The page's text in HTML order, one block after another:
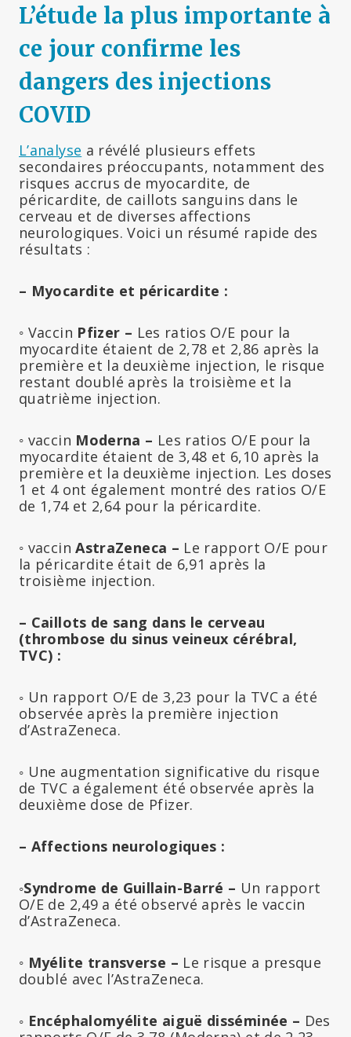
L’étude la plus importante à
ce jour confirme les
dangers des injections
COVID
L’analyse a révélé plusieurs effets
secondaires préoccupants, notamment des
risques accrus de myocardite, de
péricardite, de caillots sanguins dans le
cerveau et de diverses affections
neurologiques. Voici un résumé rapide des
résultats :
– Myocardite et péricardite :
◦ Vaccin Pfizer – Les ratios O/E pour la
myocardite étaient de 2,78 et 2,86 après la
première et la deuxième injection, le risque
restant doublé après la troisième et la
quatrième injection.
◦ vaccin Moderna – Les ratios O/E pour la
myocardite étaient de 3,48 et 6,10 après la
première et la deuxième injection. Les doses
1 et 4 ont également montré des ratios O/E
de 1,74 et 2,64 pour la péricardite.
◦ vaccin AstraZeneca – Le rapport O/E pour
la péricardite était de 6,91 après la
troisième injection.
– Caillots de sang dans le cerveau
(thrombose du sinus veineux cérébral,
TVC) :
◦ Un rapport O/E de 3,23 pour la TVC a été
observée après la première injection
d’AstraZeneca.
◦ Une augmentation significative du risque
de TVC a également été observée après la
deuxième dose de Pfizer.
– Affections neurologiques :
◦Syndrome de Guillain-Barré – Un rapport
O/E de 2,49 a été observé après le vaccin
d’AstraZeneca.
◦ Myélite transverse – Le risque a presque
doublé avec l’AstraZeneca.
◦ Encéphalomyélite aiguë disséminée – Des